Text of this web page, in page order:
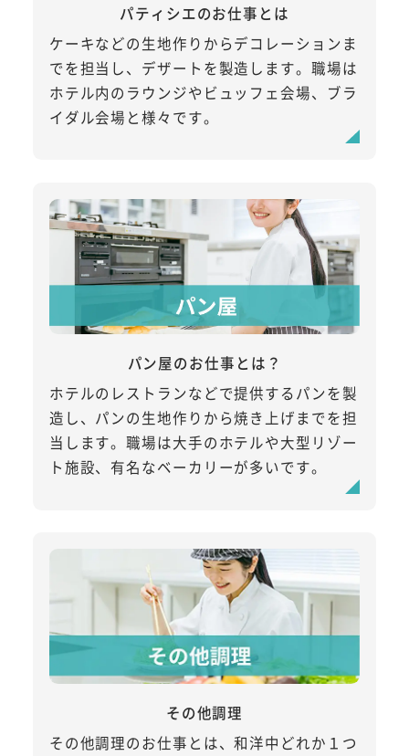
パティシエのお仕事とは
ケーキなどの生地作りからデコレーションま
でを担当し、デザートを製造します。職場は
ホテル内のラウンジやビュッフェ会場、ブラ
イダル会場と様々です。
パン屋のお仕事とは？
ホテルのレストランなどで提供するパンを製
造し、パンの生地作りから焼き上げまでを担
当します。職場は大手のホテルや大型リゾー
ト施設、有名なベーカリーが多いです。
その他調理
その他調理のお仕事とは、和洋中どれか１つ